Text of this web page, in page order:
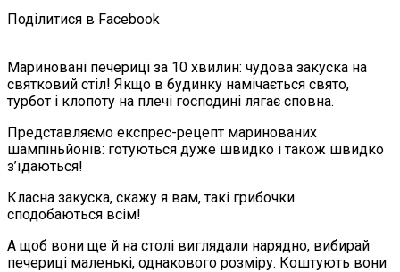
Поділитися в Facebook
Мариновані печериці за 10 хвилин: чудова закуска на
святковий стіл! Якщо в будинку намічається свято,
турбот і клопоту на плечі господині лягає сповна.
Представляємо експрес-рецепт маринованих
шампіньйонів: готуються дуже швидко і також швидко
з’їдаються!
Класна закуска, скажу я вам, такі грибочки
сподобаються всім!
А щоб вони ще й на столі виглядали нарядно, вибирай
печериці маленькі, однакового розміру. Коштують вони